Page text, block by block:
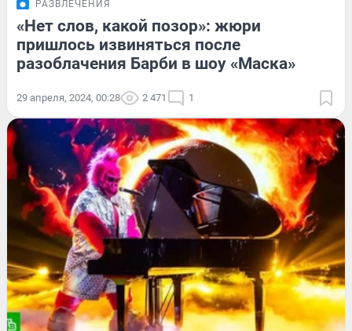
РАЗВЛЕЧЕНИЯ
«Нет слов, какой позор»: жюри
пришлось извиняться после
разоблачения Барби в шоу «Маска»
29 апреля, 2024, 00:28 2 471 1